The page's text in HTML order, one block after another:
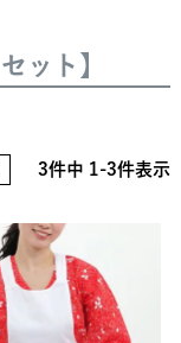
ット】
3件中 1-3件表示